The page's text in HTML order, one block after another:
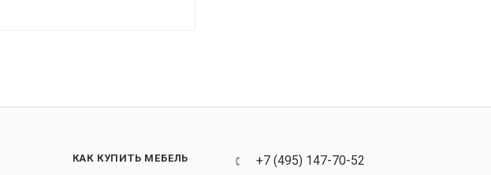
КАК КУПИТЬ МЕБЕЛЬ +7 (495) 147-70-52